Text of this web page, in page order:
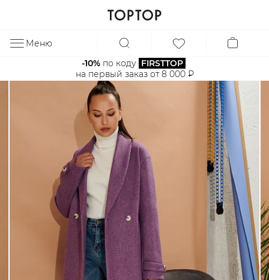
Меню
-10% по коду FIRSTTOP
на первый заказ от 8 000 ₽